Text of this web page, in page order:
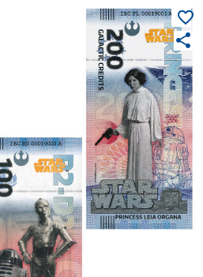
share
favorite_border